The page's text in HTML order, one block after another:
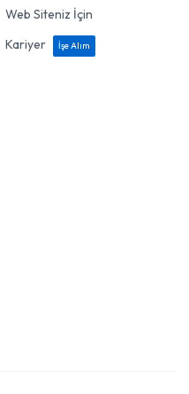
Web Siteniz İçin
Kariyer
İşe Alım